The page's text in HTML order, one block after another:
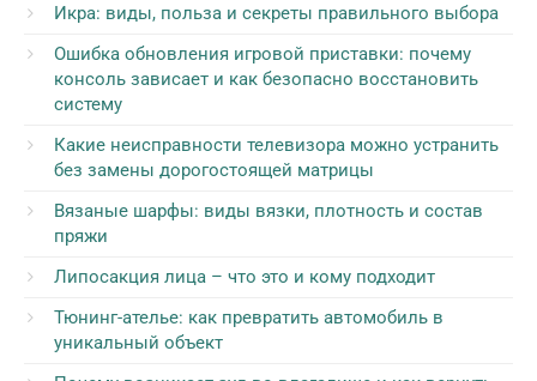
Икра: виды, польза и секреты правильного выбора
Ошибка обновления игровой приставки: почему
консоль зависает и как безопасно восстановить
систему
Какие неисправности телевизора можно устранить
без замены дорогостоящей матрицы
Вязаные шарфы: виды вязки, плотность и состав
пряжи
Липосакция лица – что это и кому подходит
Тюнинг-ателье: как превратить автомобиль в
уникальный объект